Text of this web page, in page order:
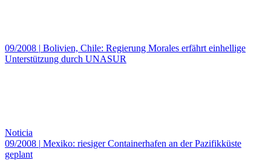
09/2008 | Bolivien, Chile: Regierung Morales erfährt einhellige
Unterstützung durch UNASUR
Noticia
09/2008 | Mexiko: riesiger Containerhafen an der Pazifikküste
geplant